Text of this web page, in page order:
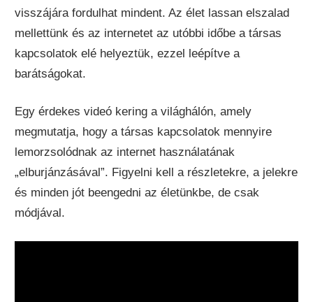
visszájára fordulhat mindent. Az élet lassan elszalad
mellettünk és az internetet az utóbbi időbe a társas
kapcsolatok elé helyeztük, ezzel leépítve a
barátságokat.
Egy érdekes videó kering a világhálón, amely
megmutatja, hogy a társas kapcsolatok mennyire
lemorzsolódnak az internet használatának
„elburjánzásával”. Figyelni kell a részletekre, a jelekre
és minden jót beengedni az életünkbe, de csak
módjával.